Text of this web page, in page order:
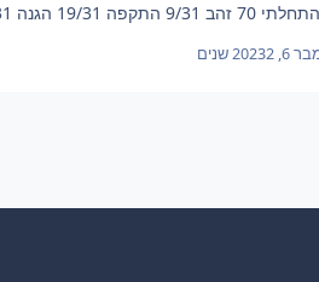
התקפה מיוחדת 11/31 הגנה מיוחדת 7/31 חיים מקווה שהמכירה תגדל מהר
2023 2 שנים
System